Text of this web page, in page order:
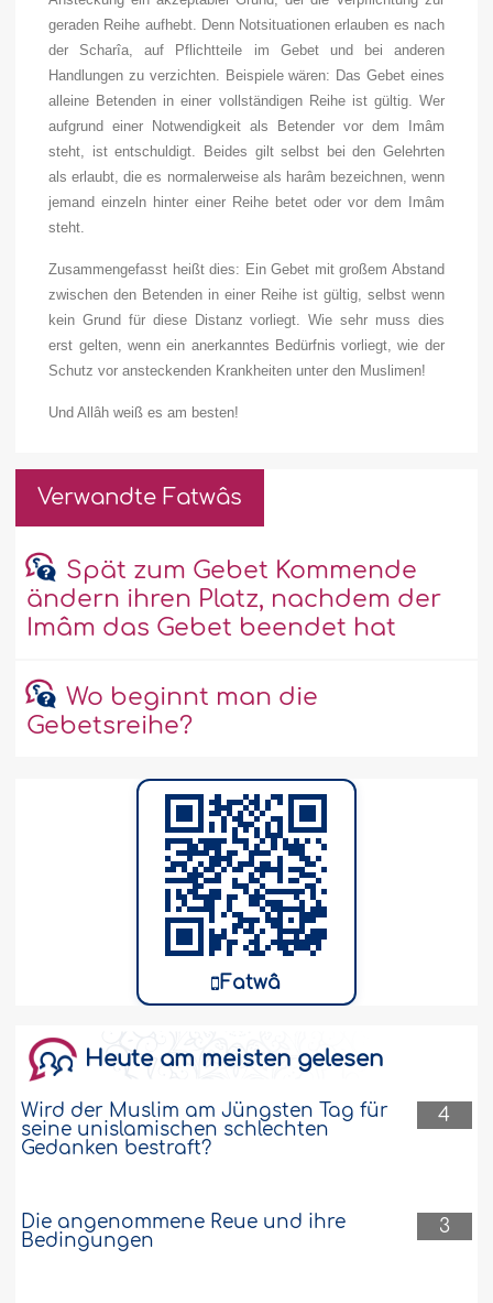
geraden Reihe aufhebt. Denn Notsituationen erlauben es nach
der Scharîa, auf Pflichtteile im Gebet und bei anderen
Handlungen zu verzichten. Beispiele wären: Das Gebet eines
alleine Betenden in einer vollständigen Reihe ist gültig. Wer
aufgrund einer Notwendigkeit als Betender vor dem Imâm
steht, ist entschuldigt. Beides gilt selbst bei den Gelehrten
als erlaubt, die es normalerweise als harâm bezeichnen, wenn
jemand einzeln hinter einer Reihe betet oder vor dem Imâm
steht.
Zusammengefasst heißt dies: Ein Gebet mit großem Abstand
zwischen den Betenden in einer Reihe ist gültig, selbst wenn
kein Grund für diese Distanz vorliegt. Wie sehr muss dies
erst gelten, wenn ein anerkanntes Bedürfnis vorliegt, wie der
Schutz vor ansteckenden Krankheiten unter den Muslimen!
Und Allâh weiß es am besten!
Verwandte Fatwâs
Spät zum Gebet Kommende
ändern ihren Platz, nachdem der
Imâm das Gebet beendet hat
Wo beginnt man die
Gebetsreihe?
Fatwâ
Heute am meisten gelesen
4
Wird der Muslim am Jüngsten Tag für
seine unislamischen schlechten
Gedanken bestraft?
3
Die angenommene Reue und ihre
Bedingungen